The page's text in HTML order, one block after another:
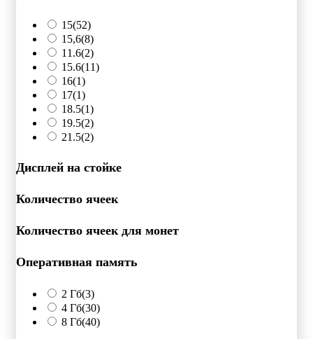
15(52)
15,6(8)
11.6(2)
15.6(11)
16(1)
17(1)
18.5(1)
19.5(2)
21.5(2)
Дисплей на стойке
Количество ячеек
Количество ячеек для монет
Оперативная память
2 Гб(3)
4 Гб(30)
8 Гб(40)